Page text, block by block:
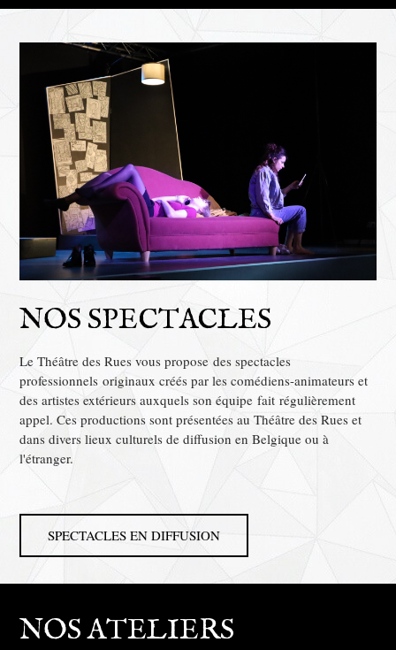
NOS SPECTACLES
Le Théâtre des Rues vous propose des spectacles
professionnels originaux créés par les comédiens-animateurs et
des artistes extérieurs auxquels son équipe fait régulièrement
appel. Ces productions sont présentées au Théâtre des Rues et
dans divers lieux culturels de diffusion en Belgique ou à
l'étranger.
SPECTACLES EN DIFFUSION
NOS ATELIERS